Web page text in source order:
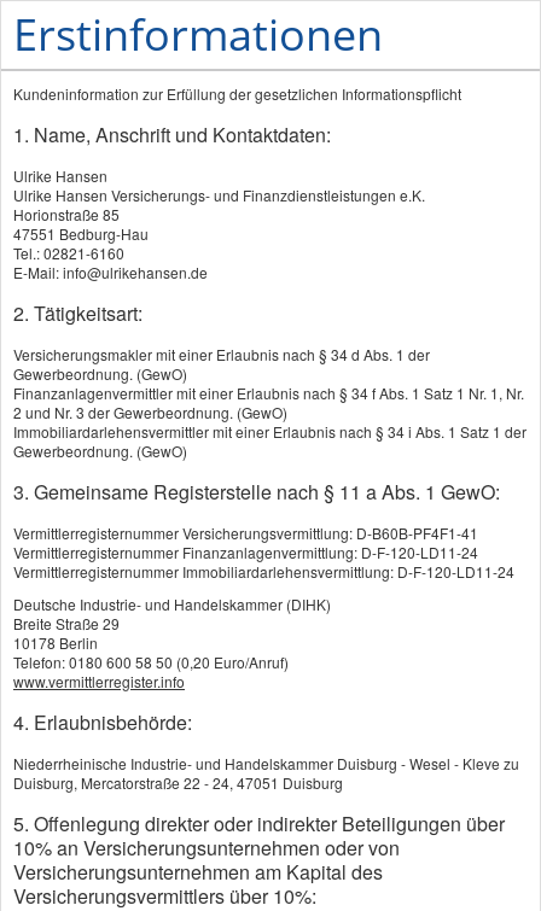
PRODUKTE
Privathaftpflichtversicherung
Tierhalterhaftpflicht
Rechtsschutzversicherung
Gebäudeversicherung
Gewässerschadenhaftpflicht
Glasversicherung
Feuerversicherung
Photovoltaikversicherung
Reiseversicherung
Privathaftpflichtversicherung
Warum brauche ich eine
Haftpflichtversicherung?
Ob aus Leichtsinn, Missgeschick oder
Erstinformationen
Kundeninformation zur Erfüllung der gesetzlichen Informationspflicht
1. Name, Anschrift und Kontaktdaten:
Ulrike Hansen
Ulrike Hansen Versicherungs- und Finanzdienstleistungen e.K.
Horionstraße 85
47551 Bedburg-Hau
Tel.: 02821-6160
E-Mail: info@ulrikehansen.de
2. Tätigkeitsart:
Versicherungsmakler mit einer Erlaubnis nach § 34 d Abs. 1 der
Gewerbeordnung. (GewO)
Finanzanlagenvermittler mit einer Erlaubnis nach § 34 f Abs. 1 Satz 1 Nr. 1, Nr.
2 und Nr. 3 der Gewerbeordnung. (GewO)
Immobiliardarlehensvermittler mit einer Erlaubnis nach § 34 i Abs. 1 Satz 1 der
Gewerbeordnung. (GewO)
3. Gemeinsame Registerstelle nach § 11 a Abs. 1 GewO:
Vermittlerregisternummer Versicherungsvermittlung: D-B60B-PF4F1-41
Vermittlerregisternummer Finanzanlagenvermittlung: D-F-120-LD11-24
Vermittlerregisternummer Immobiliardarlehensvermittlung: D-F-120-LD11-24
Deutsche Industrie- und Handelskammer (DIHK)
Breite Straße 29
10178 Berlin
Telefon: 0180 600 58 50 (0,20 Euro/Anruf)
www.vermittlerregister.info
4. Erlaubnisbehörde:
Niederrheinische Industrie- und Handelskammer Duisburg - Wesel - Kleve zu
Duisburg, Mercatorstraße 22 - 24, 47051 Duisburg
5. Offenlegung direkter oder indirekter Beteiligungen über
10% an Versicherungsunternehmen oder von
Versicherungsunternehmen am Kapital des
Versicherungsvermittlers über 10%: